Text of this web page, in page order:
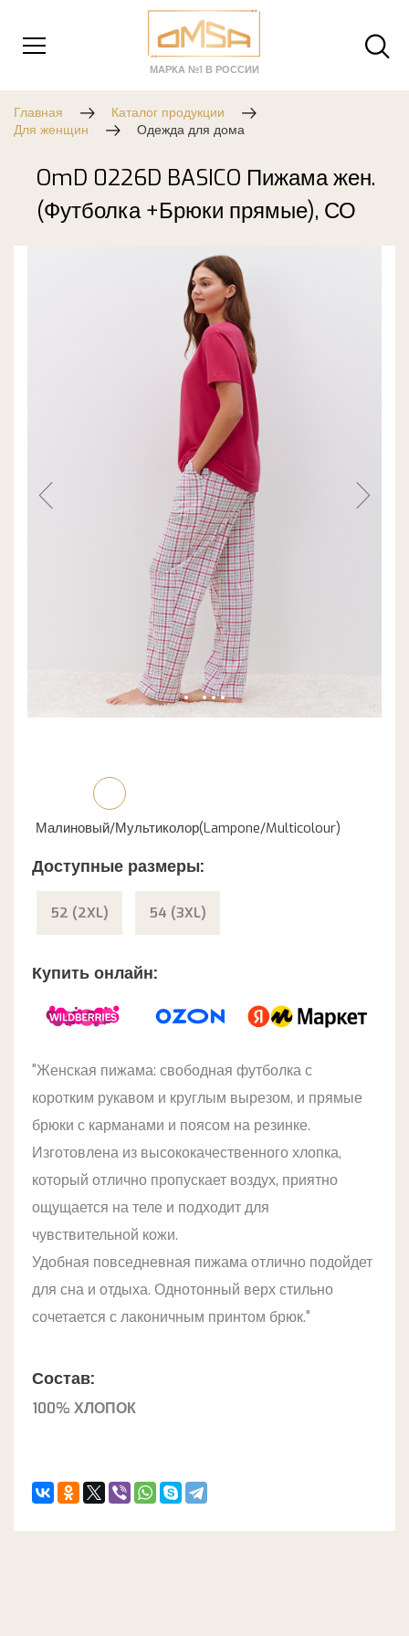
МАРКА №1 В РОССИИ
Главная
Каталог продукции
Для женщин
Одежда для дома
OmD 0226D BASICO Пижама жен.
(Футболка +Брюки прямые), СО
Малиновый/Мультиколор(Lampone/Multicolour)
Доступные размеры:
52 (2XL) 54 (3XL)
Купить онлайн:
"Женская пижама: свободная футболка с
коротким рукавом и круглым вырезом, и прямые
брюки с карманами и поясом на резинке.
Изготовлена из высококачественного хлопка,
который отлично пропускает воздух, приятно
ощущается на теле и подходит для
чувствительной кожи.
Удобная повседневная пижама отлично подойдет
для сна и отдыха. Однотонный верх стильно
сочетается с лаконичным принтом брюк."
Состав:
100% ХЛОПОК